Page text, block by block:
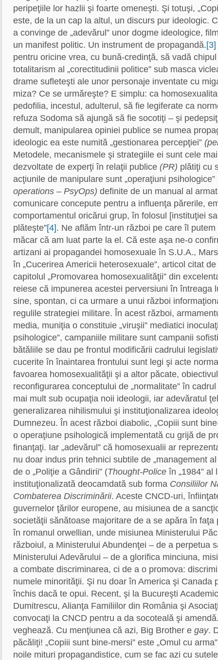
peripeţiile lor hazlii şi foarte omeneşti. Şi totuşi,
este, de la un cap la altul, un discurs pur ideologic.
a convinge de „adevărul” unor dogme ideologice,
un manifest politic. Un instrument de propagandă.[3]
pentru oricine vrea, cu bună-credinţă, să vadă
totalitarism al „corectitudinii politice” sub masca
drame sufleteşti ale unor personaje inventate cu
miza? Ce se urmăreşte? E simplu: ca
pedofilia, incestul, adulterul, să fie legiferate ca
refuza Sodoma să ajungă să fie socotiţi – şi
demult, manipularea opiniei publice se numea
ideologic ea este numită „gestionarea percepţiei”
Metodele, mecanismele şi strategiile ei sunt cele
dezvoltate de experţi în relaţii publice (PR) plătiţi cu
acţiunile de manipulare sunt „operaţiuni psihologice”
operations – PsyOps) definite de un manual al
comunicare concepute pentru a influenţa părerile,
comportamentul oricărui grup, în folosul [instituţiei
plăteşte”[4]. Ne aflăm într-un război pe care îl
măcar că am luat parte la el. Că este aşa ne-o
artizani ai propagandei homosexuale în S.U.A.,
în „Cucerirea Americii heterosexuale”, articol citat
capitolul „Promovarea homosexualităţii” din
reiese că impunerea acestei perversiuni în întreaga
sine, spontan, ci ca urmare a unui război
regulile strategiei militare. În acest război,
media, muniţia o constituie „viruşii” mediatici
psihologice”, campaniile militare sunt campanii
bătăliile se dau pe frontul modificării cadrului
cucerite în înaintarea frontului sunt legi şi acte
favoarea homosexualităţii şi a altor păcate,
reconfigurarea conceptului de „normalitate” în
mai mult sub ocupaţia noii ideologii, iar adevăratul
generalizarea nihilismului şi instituţionalizarea
Dumnezeu. În acest război diabolic, „Copiii sunt
o operaţiune psihologică implementată cu grijă de
finanţaţi. Iar „adevărul” că homosexualii ar
nu doar indus prin tehnici subtile de „management
de o „Poliţie a Gândirii” (Thought-Police în „1984” al
instituţionalizată deocamdată sub forma Consiliilor
Combaterea Discriminării. Aceste CNCD-uri,
guvernelor ţărilor europene, au misiunea de a
societăţii sănătoase majoritare de a se apăra în faţa
în romanul orwellian, unde misiunea Ministerului
războiul, a Ministerului Abundenţei – de a perpetua
Ministerului Adevărului – de a glorifica minciuna,
a combate discriminarea, ci de a o promova:
numele minorităţii. Şi nu doar în America şi Canada
închis dacă te opui. Recent, şi la Bucureşti
Dumitrescu, Alianţa Familiilor din România şi
convocaţi la CNCD pentru a da socoteală şi
veghează. Cu menţiunea că azi, Big Brother e gay.
păcăliţi! „Copiii sunt bine-mersi” este „Omul cu
noile mituri propagandistice, cum se fac azi cu